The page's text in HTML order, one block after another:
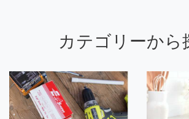
カテゴリーから